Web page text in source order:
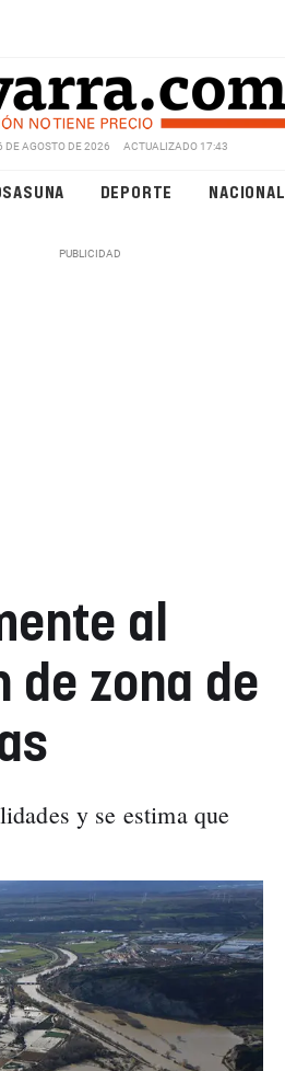
DE AGOSTO DE 2026 ACTUALIZADO 17:43
DEPORTE NACIONAL
al
de zona de
y se estima que